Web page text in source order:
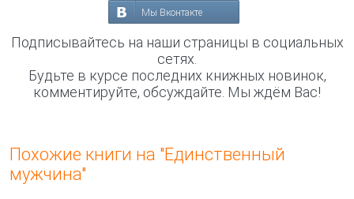
Мы Вконтакте
Подписывайтесь на наши страницы в социальных
сетях.
Будьте в курсе последних книжных новинок,
комментируйте, обсуждайте. Мы ждём Вас!
Похожие книги на "Единственный
мужчина"